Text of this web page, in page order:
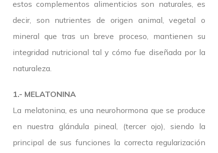
estos complementos alimenticios son naturales, es
decir, son nutrientes de origen animal, vegetal o
mineral que tras un breve proceso, mantienen su
integridad nutricional tal y cómo fue diseñada por la
naturaleza.
1.- MELATONINA
La melatonina, es una neurohormona que se produce
en nuestra glándula pineal, (tercer ojo), siendo la
principal de sus funciones la correcta regularización